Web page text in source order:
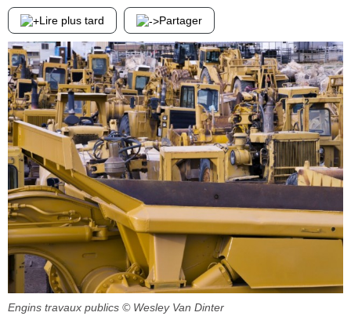
Lire plus tard Partager
Engins travaux publics © Wesley Van Dinter